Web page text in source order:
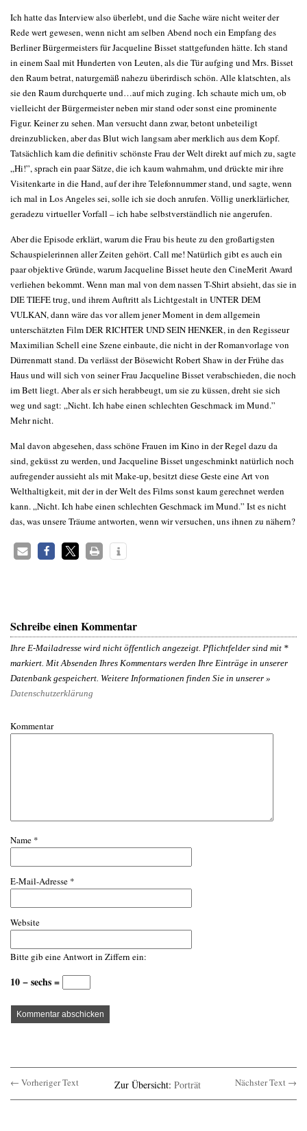
Ich hatte das Interview also überlebt, und die Sache wäre nicht weiter der
Rede wert gewesen, wenn nicht am selben Abend noch ein Empfang des
Berliner Bürgermeisters für Jacqueline Bisset stattgefunden hätte. Ich stand
in einem Saal mit Hunderten von Leuten, als die Tür aufging und Mrs. Bisset
den Raum betrat, naturgemäß nahezu überirdisch schön. Alle klatschten, als
sie den Raum durchquerte und…auf mich zuging. Ich schaute mich um, ob
vielleicht der Bürgermeister neben mir stand oder sonst eine prominente
Figur. Keiner zu sehen. Man versucht dann zwar, betont unbeteiligt
dreinzublicken, aber das Blut wich langsam aber merklich aus dem Kopf.
Tatsächlich kam die definitiv schönste Frau der Welt direkt auf mich zu, sagte
„Hi!”, sprach ein paar Sätze, die ich kaum wahrnahm, und drückte mir ihre
Visitenkarte in die Hand, auf der ihre Telefonnummer stand, und sagte, wenn
ich mal in Los Angeles sei, solle ich sie doch anrufen. Völlig unerklärlicher,
geradezu virtueller Vorfall – ich habe selbstverständlich nie angerufen.
Aber die Episode erklärt, warum die Frau bis heute zu den großartigsten
Schauspielerinnen aller Zeiten gehört. Call me! Natürlich gibt es auch ein
paar objektive Gründe, warum Jacqueline Bisset heute den CineMerit Award
verliehen bekommt. Wenn man mal von dem nassen T-Shirt absieht, das sie in
DIE TIEFE trug, und ihrem Auftritt als Lichtgestalt in UNTER DEM
VULKAN, dann wäre das vor allem jener Moment in dem allgemein
unterschätzten Film DER RICHTER UND SEIN HENKER, in den Regisseur
Maximilian Schell eine Szene einbaute, die nicht in der Romanvorlage von
Dürrenmatt stand. Da verlässt der Bösewicht Robert Shaw in der Frühe das
Haus und will sich von seiner Frau Jacqueline Bisset verabschieden, die noch
im Bett liegt. Aber als er sich herabbeugt, um sie zu küssen, dreht sie sich
weg und sagt: „Nicht. Ich habe einen schlechten Geschmack im Mund.”
Mehr nicht.
Mal davon abgesehen, dass schöne Frauen im Kino in der Regel dazu da
sind, geküsst zu werden, und Jacqueline Bisset ungeschminkt natürlich noch
aufregender aussieht als mit Make-up, besitzt diese Geste eine Art von
Welthaltigkeit, mit der in der Welt des Films sonst kaum gerechnet werden
kann. „Nicht. Ich habe einen schlechten Geschmack im Mund.” Ist es nicht
das, was unsere Träume antworten, wenn wir versuchen, uns ihnen zu nähern?
Schreibe einen Kommentar
Ihre E-Mailadresse wird nicht öffentlich angezeigt. Pflichtfelder sind mit *
markiert. Mit Absenden Ihres Kommentars werden Ihre Einträge in unserer
Datenbank gespeichert. Weitere Informationen finden Sie in unserer »
Datenschutzerklärung
Kommentar
Name *
E-Mail-Adresse *
Website
Bitte gib eine Antwort in Ziffern ein:
10 − sechs =
← Vorheriger Text Zur Übersicht: Porträt Nächster Text →